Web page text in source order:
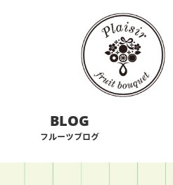
BLOG
フルーツブログ